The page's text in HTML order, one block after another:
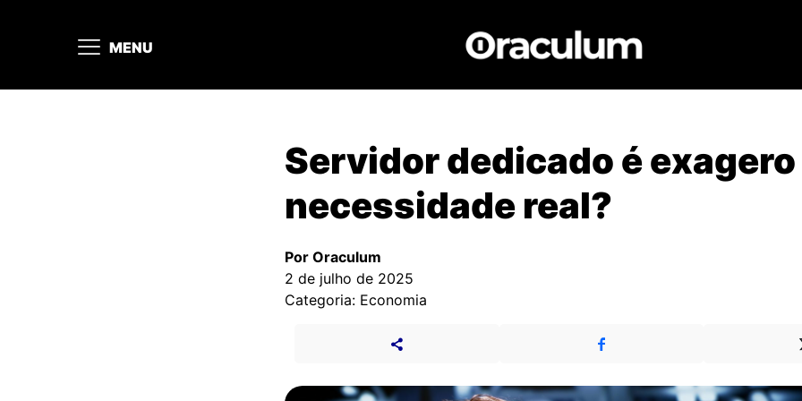
MENU
Servidor dedicado é
necessidade real?
Por Oraculum
2 de julho de 2025
Categoria: Economia